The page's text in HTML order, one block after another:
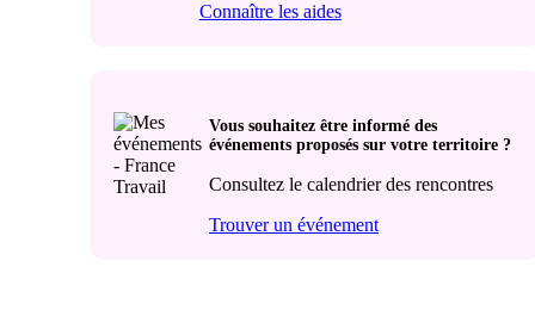
Connaître les aides
Vous souhaitez être informé des
événements proposés sur votre territoire ?
Consultez le calendrier des rencontres
Trouver un événement